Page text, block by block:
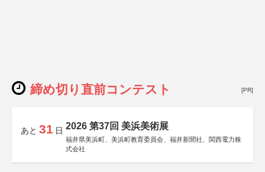
締め切り直前コンテスト [PR]
あと 31 日 2026 第37回 美浜美術展
福井県美浜町、美浜町教育委員会、福井新聞社、関西電力株
式会社